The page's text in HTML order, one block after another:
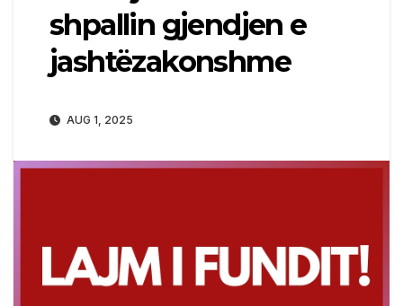
shpallin gjendjen e
jashtëzakonshme
AUG 1, 2025